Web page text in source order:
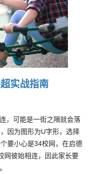
实战指南
，可能是一街之隔就会落
因为图形为U字形，选择
要小心是34校网，在启德
网彼始相连，因此家长要